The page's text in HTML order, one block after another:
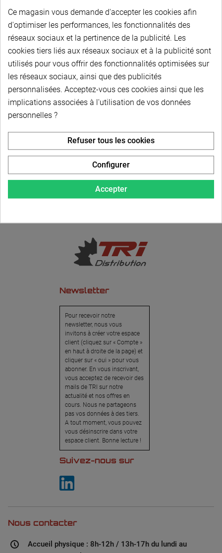
PAIEMENT SÉCURISÉ
Newsletter
Pour recevoir notre
newsletter, nous vous
invitons à créer votre espace
client (cliquez sur « Compte »
en haut à droite de la page) et
cliquer sur « oui » pour vous
abonner. En vous inscrivant,
vous acceptez de recevoir des
mails de TRI sur notre
actualité et nos offres en
cours. Nous ne partageons
pas vos données à des tiers.
A tout moment, vous pouvez
vous désinscrire dans votre
espace client. Bonne lecture !
Suivez-nous sur
Nous contacter
Accueil physique : 8h-12h / 13h-17h du lundi au
Ce magasin vous demande d'accepter les cookies afin
d'optimiser les performances, les fonctionnalités des
réseaux sociaux et la pertinence de la publicité. Les
cookies tiers liés aux réseaux sociaux et à la publicité sont
utilisés pour vous offrir des fonctionnalités optimisées sur
les réseaux sociaux, ainsi que des publicités
personnalisées. Acceptez-vous ces cookies ainsi que les
implications associées à l'utilisation de vos données
personnelles ?
Accepter
Refuser tous les cookies
Configurer